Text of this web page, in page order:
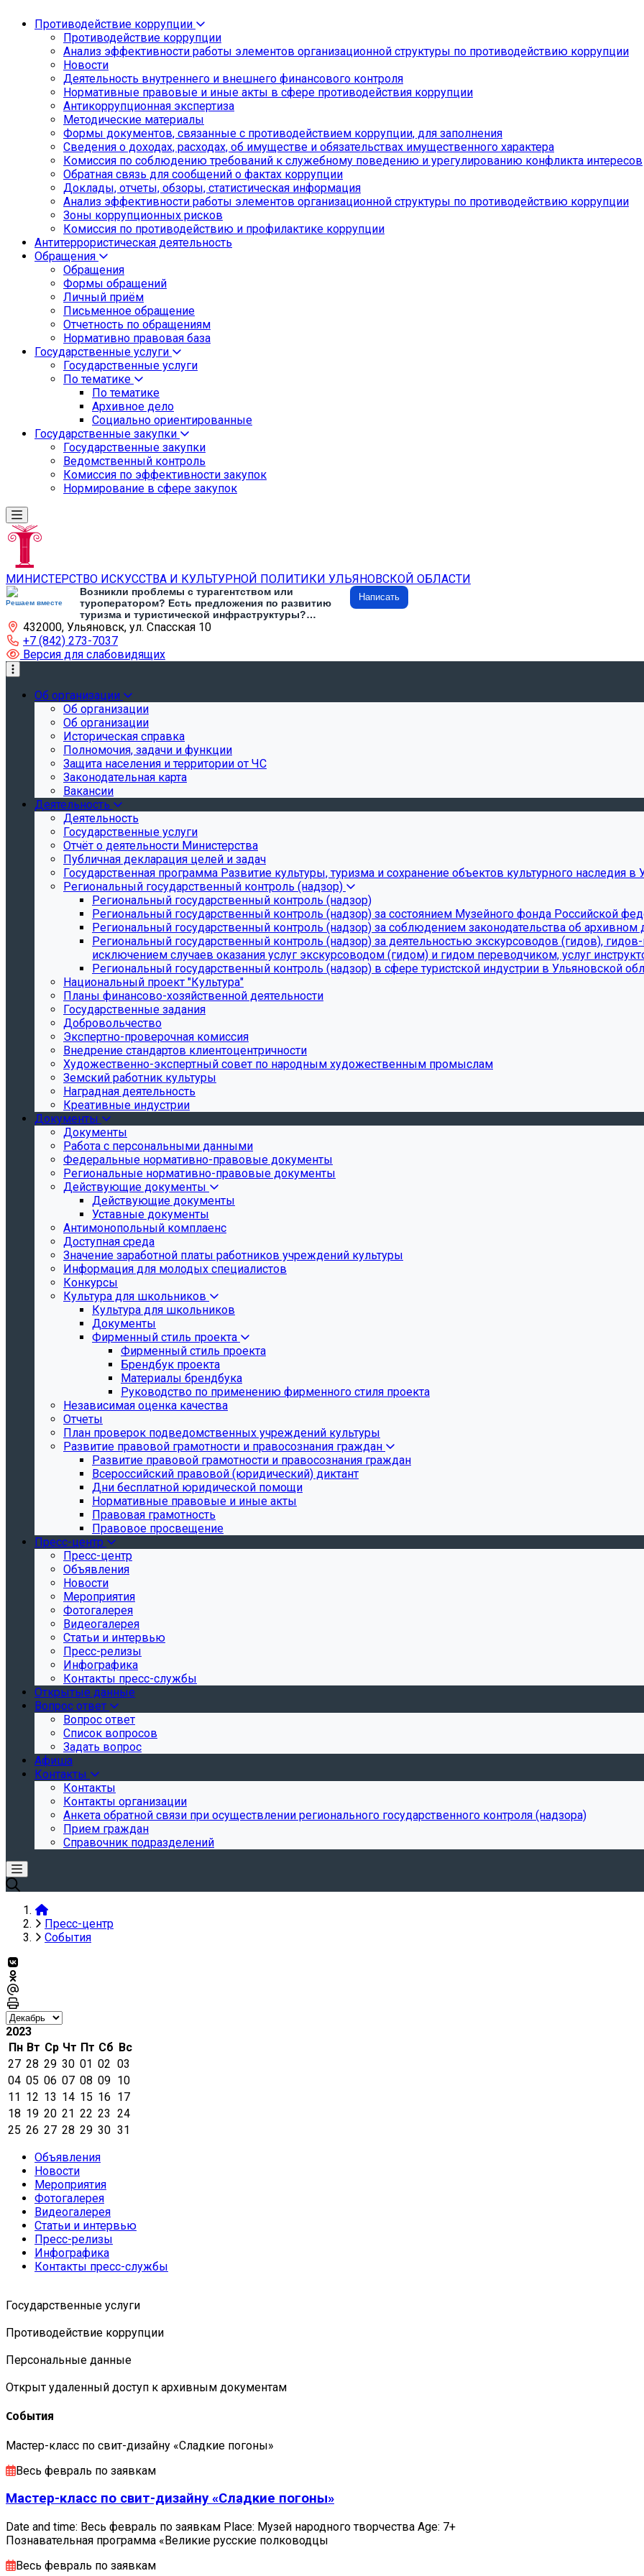
Противодействие коррупции
Противодействие коррупции
Анализ эффективности работы элементов организационной структуры по противодействию коррупции
Новости
Деятельность внутреннего и внешнего финансового контроля
Нормативные правовые и иные акты в сфере противодействия коррупции
Антикоррупционная экспертиза
Методические материалы
Формы документов, связанные с противодействием коррупции, для заполнения
Сведения о доходах, расходах, об имуществе и обязательствах имущественного характера
Комиссия по соблюдению требований к служебному поведению и урегулированию конфликта интересов
Обратная связь для сообщений о фактах коррупции
Доклады, отчеты, обзоры, статистическая информация
Анализ эффективности работы элементов организационной структуры по противодействию коррупции
Зоны коррупционных рисков
Комиссия по противодействию и профилактике коррупции
Антитеррористическая деятельность
Обращения
Обращения
Формы обращений
Личный приём
Письменное обращение
Отчетность по обращениям
Нормативно правовая база
Государственные услуги
Государственные услуги
По тематике
По тематике
Архивное дело
Социально ориентированные
Государственные закупки
Государственные закупки
Ведомственный контроль
Комиссия по эффективности закупок
Нормирование в сфере закупок
МИНИСТЕРСТВО ИСКУССТВА И КУЛЬТУРНОЙ ПОЛИТИКИ УЛЬЯНОВСКОЙ ОБЛАСТИ
Решаем вместе
Возникли проблемы с турагентством или
туроператором? Есть предложения по развитию
туризма и туристической инфраструктуры?
Напишите об этом
Написать
432000, Ульяновск, ул. Спасская 10
+7 (842) 273-7037
Версия для слабовидящих
Об организации
Об организации
Об организации
Историческая справка
Полномочия, задачи и функции
Защита населения и территории от ЧС
Законодательная карта
Вакансии
Деятельность
Деятельность
Государственные услуги
Отчёт о деятельности Министерства
Публичная декларация целей и задач
Государственная программа Развитие культуры, туризма и сохранение объектов культурного наследия в
Региональный государственный контроль (надзор)
Региональный государственный контроль (надзор)
Региональный государственный контроль (надзор) за состоянием Музейного фонда Российской
Региональный государственный контроль (надзор) за соблюдением законодательства об архивном
Региональный государственный контроль (надзор) за деятельностью экскурсоводов (гидов),
исключением случаев оказания услуг экскурсоводом (гидом) и гидом переводчиком, услуг
Региональный государственный контроль (надзор) в сфере туристской индустрии в Ульяновской
Национальный проект "Культура"
Планы финансово-хозяйственной деятельности
Государственные задания
Добровольчество
Экспертно-проверочная комиссия
Внедрение стандартов клиентоцентричности
Художественно-экспертный совет по народным художественным промыслам
Земский работник культуры
Наградная деятельность
Креативные индустрии
Документы
Документы
Работа с персональными данными
Федеральные нормативно-правовые документы
Региональные нормативно-правовые документы
Действующие документы
Действующие документы
Уставные документы
Антимонопольный комплаенс
Доступная среда
Значение заработной платы работников учреждений культуры
Информация для молодых специалистов
Конкурсы
Культура для школьников
Культура для школьников
Документы
Фирменный стиль проекта
Фирменный стиль проекта
Брендбук проекта
Материалы брендбука
Руководство по применению фирменного стиля проекта
Независимая оценка качества
Отчеты
План проверок подведомственных учреждений культуры
Развитие правовой грамотности и правосознания граждан
Развитие правовой грамотности и правосознания граждан
Всероссийский правовой (юридический) диктант
Дни бесплатной юридической помощи
Нормативные правовые и иные акты
Правовая грамотность
Правовое просвещение
Пресс-центр
Пресс-центр
Объявления
Новости
Мероприятия
Фотогалерея
Видеогалерея
Статьи и интервью
Пресс-релизы
Инфографика
Контакты пресс-службы
Открытые данные
Вопрос ответ
Вопрос ответ
Список вопросов
Задать вопрос
Афиша
Контакты
Контакты
Контакты организации
Анкета обратной связи при осуществлении регионального государственного контроля (надзора)
Прием граждан
Справочник подразделений
Пресс-центр
События
2023
Пн Вт Ср Чт Пт Сб Вс
27 28 29 30 01 02 03
04 05 06 07 08 09 10
11 12 13 14 15 16 17
18 19 20 21 22 23 24
25 26 27 28 29 30 31
Объявления
Новости
Мероприятия
Фотогалерея
Видеогалерея
Статьи и интервью
Пресс-релизы
Инфографика
Контакты пресс-службы
Государственные услуги
Противодействие коррупции
Персональные данные
Открыт удаленный доступ к архивным документам
События
Мастер-класс по свит-дизайну «Сладкие погоны»
Весь февраль по заявкам
Мастер-класс по свит-дизайну «Сладкие погоны»
Date and time: Весь февраль по заявкам Place: Музей народного творчества Age: 7+
Познавательная программа «Великие русские полководцы
Весь февраль по заявкам